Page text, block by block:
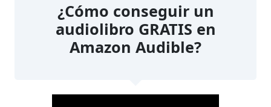
¿Cómo conseguir un
audiolibro GRATIS en
Amazon Audible?